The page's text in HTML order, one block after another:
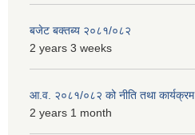
बजेट बक्तब्य २०८१/०८२
2 years 3 weeks
आ.व. २०८१/०८२ को नीति तथा कार्यक्रम
2 years 1 month